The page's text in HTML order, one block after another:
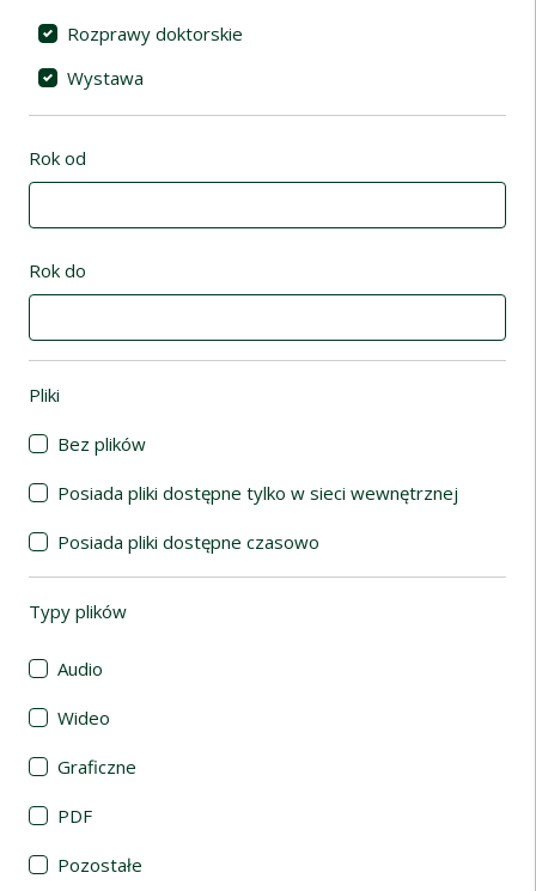
Rozprawy doktorskie
Wystawa
Rok od
Rok do
Pliki
Bez plików
Posiada pliki dostępne tylko w sieci wewnętrznej
Posiada pliki dostępne czasowo
Typy plików
Audio
Wideo
Graficzne
PDF
Pozostałe